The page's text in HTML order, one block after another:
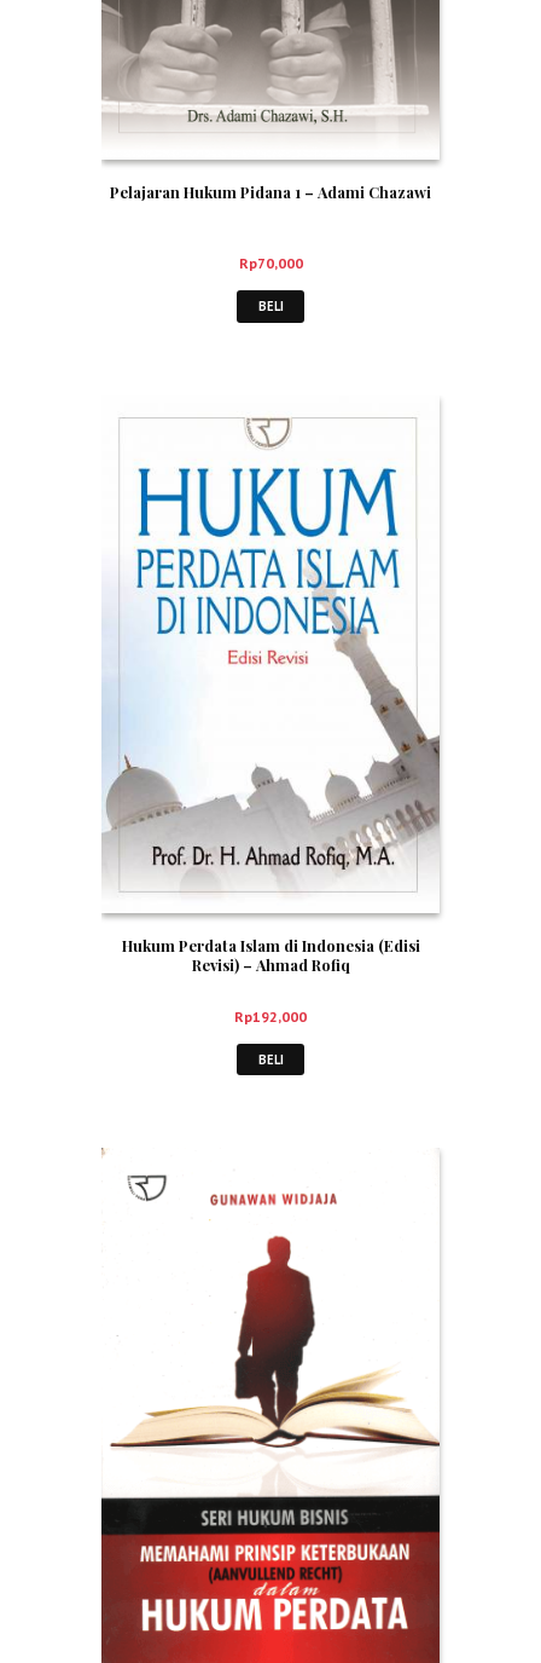
Pelajaran Hukum Pidana 1 – Adami Chazawi
Rp70,000
BELI
Hukum Perdata Islam di Indonesia (Edisi
Revisi) – Ahmad Rofiq
Rp192,000
BELI